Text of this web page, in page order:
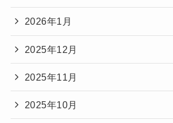
2026年1月
2025年12月
2025年11月
2025年10月